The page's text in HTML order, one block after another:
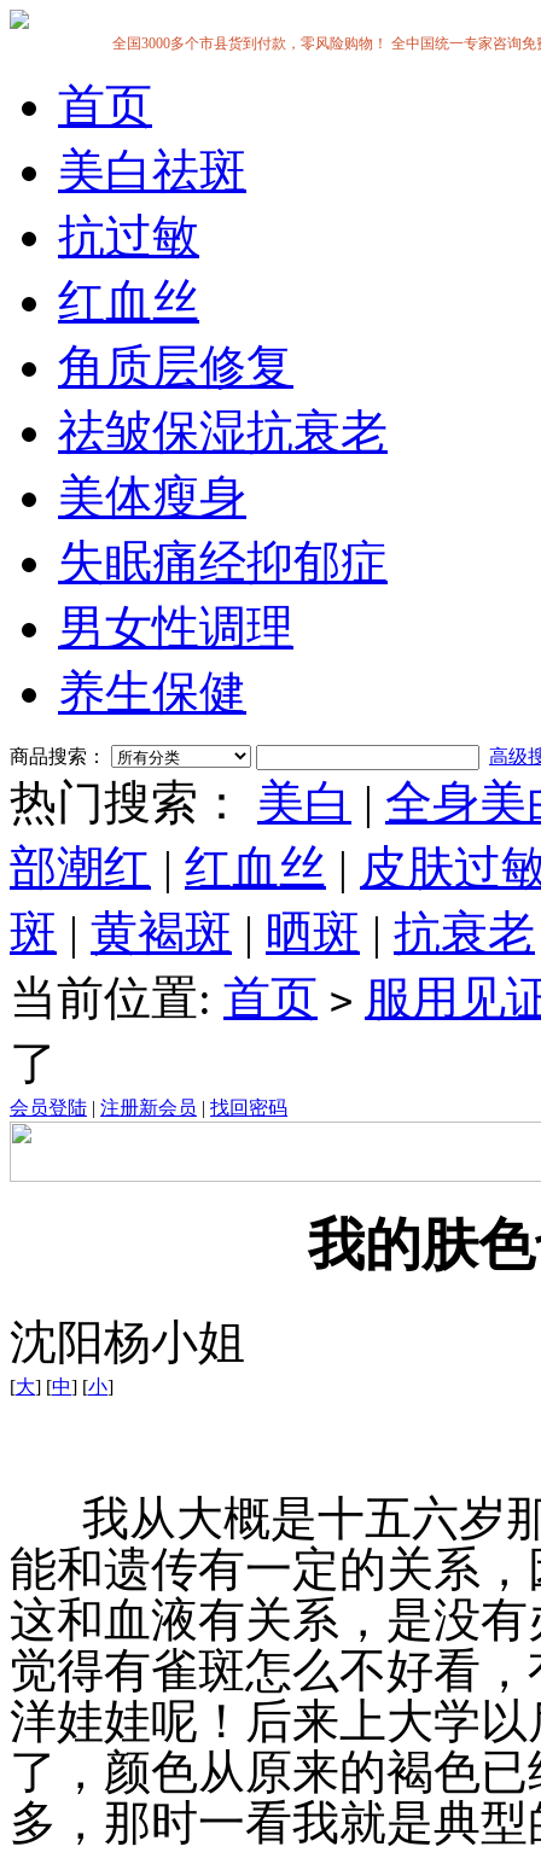
全国3000多个市县货到付款，零风险购物！ 全中国统一专家咨询免
首页
美白祛斑
抗过敏
红血丝
角质层修复
祛皱保湿抗衰老
美体瘦身
失眠痛经抑郁症
男女性调理
养生保健
商品搜索： 高级
热门搜索： 美白 | 全身美
部潮红 | 红血丝 | 皮肤过
斑 | 黄褐斑 | 晒斑 | 抗衰老
当前位置: 首页 > 服用见
了
会员登陆 | 注册新会员 | 找回密码
我的肤
沈阳杨小姐
[大] [中] [小]
我从大概是十五六岁
能和遗传有一定的关系
这和血液有关系，是没
觉得有雀斑怎么不好看
洋娃娃呢！后来上大学
了，颜色从原来的褐色
多，那时一看我就是典